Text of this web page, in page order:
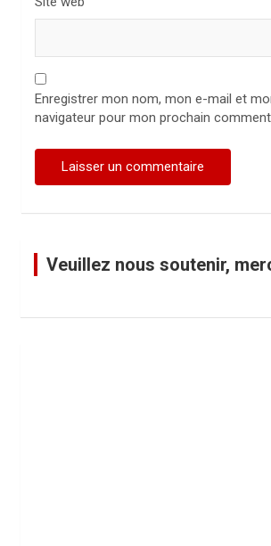
Enregistrer mon nom, mon e-mail et
navigateur pour mon prochain
Veuillez nous soutenir,